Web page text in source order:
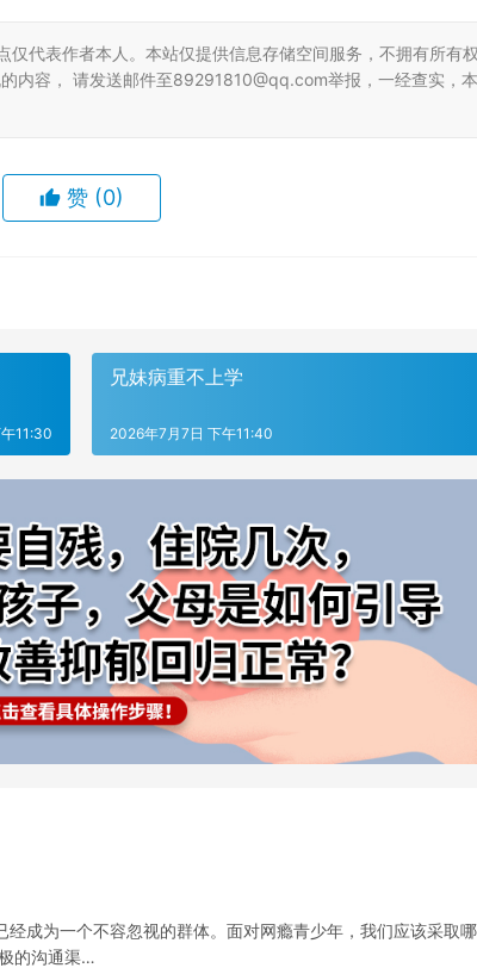
代表作者本人。本站仅提供信息存储空间服务，不拥有所有
内容， 请发送邮件至89291810@qq.com举报，一经查实，
赞 (0)
11:30
兄妹病重不上学
2026年7月7日 下午11:40
成为一个不容忽视的群体。面对网瘾青少年，我们应该采取
的沟通渠…